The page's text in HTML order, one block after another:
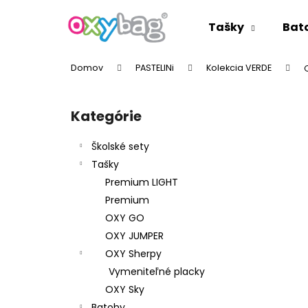
Tašky
Domov PASTELINi Kolekcia VERDE
Preskočiť
kategórie
Kategórie
Školské sety
Tašky
Premium LIGHT
Premium
OXY GO
OXY JUMPER
OXY Sherpy
Vymeniteľné placky
OXY Sky
Späť
obchodu
Späť
obchodu